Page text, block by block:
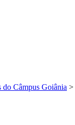
do Câmpus Goiânia >